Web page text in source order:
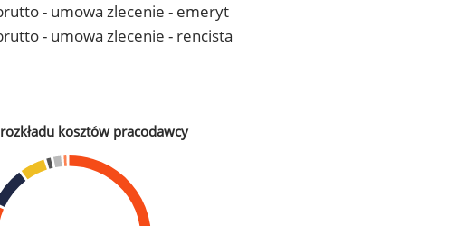
- umowa zlecenie - emeryt
- umowa zlecenie - rencista
kosztów pracodawcy